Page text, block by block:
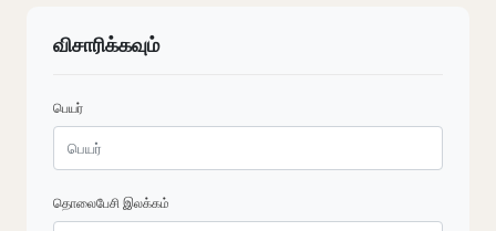
விசாரிக்கவும்
பெயர்
தொலைபேசி இலக்கம்